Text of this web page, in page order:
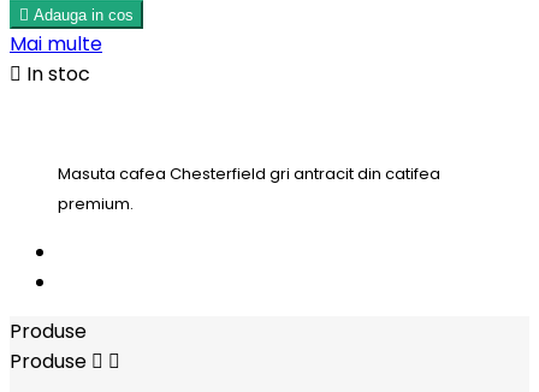
 Adauga in cos
Mai multe
 In stoc
Masuta cafea Chesterfield gri antracit din catifea
premium.
Produse
Produse  